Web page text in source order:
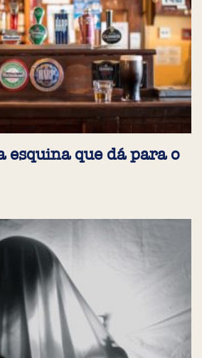
esquina que dá para o